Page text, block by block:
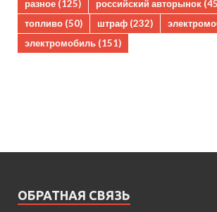
разное (125) российский авторынок
топливо (50) штраф (232)
электромобиль (151)
ОБРАТНАЯ СВЯЗЬ